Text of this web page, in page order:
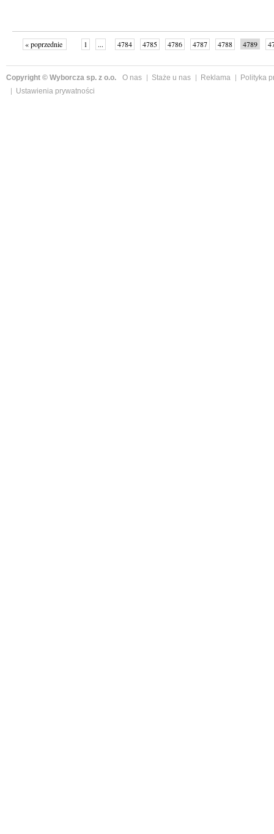
« poprzednie 1 ... 4784 4785 4786 4787 4788 4789
Copyright © Wyborcza sp. z o.o. O nas Staże u nas Reklama
Polityka
Ustawienia prywatności